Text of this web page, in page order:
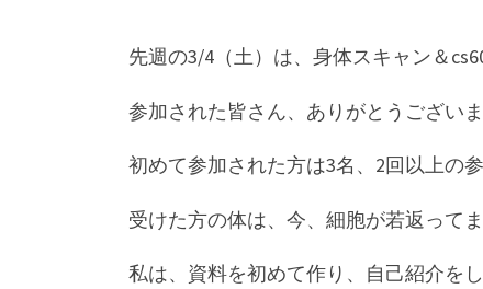
先週の3/4（土）は、身体スキャン＆
参加された皆さん、ありがとうござい
初めて参加された方は3名、2回以上の
受けた方の体は、今、細胞が若返って
私は、資料を初めて作り、自己紹介を